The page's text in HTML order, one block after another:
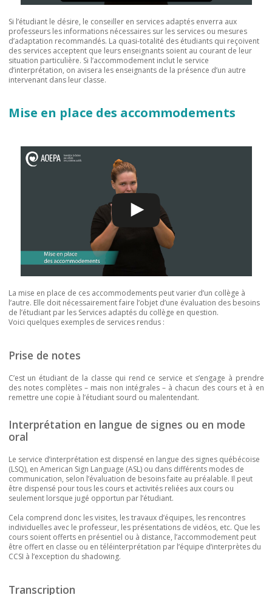
Si l’étudiant le désire, le conseiller en services adaptés enverra aux
professeurs les informations nécessaires sur les services ou mesures
d’adaptation recommandés. La quasi-totalité des étudiants qui reçoivent
des services acceptent que leurs enseignants soient au courant de leur
situation particulière. Si l’accommodement inclut le service
d’interprétation, on avisera les enseignants de la présence d’un autre
intervenant dans leur classe.
Mise en place des accommodements
La mise en place de ces accommodements peut varier d’un collège à
l’autre. Elle doit nécessairement faire l’objet d’une évaluation des besoins
de l’étudiant par les Services adaptés du collège en question.
Voici quelques exemples de services rendus :
Prise de notes
C’est un étudiant de la classe qui rend ce service et s’engage à prendre
des notes complètes – mais non intégrales – à chacun des cours et à en
remettre une copie à l’étudiant sourd ou malentendant.
Interprétation en langue de signes ou en mode
oral
Le service d’interprétation est dispensé en langue des signes québécoise
(LSQ), en American Sign Language (ASL) ou dans différents modes de
communication, selon l’évaluation de besoins faite au préalable. Il peut
être dispensé pour tous les cours et activités reliées aux cours ou
seulement lorsque jugé opportun par l’étudiant.
Cela comprend donc les visites, les travaux d’équipes, les rencontres
individuelles avec le professeur, les présentations de vidéos, etc. Que les
cours soient offerts en présentiel ou à distance, l’accommodement peut
être offert en classe ou en téléinterprétation par l’équipe d’interprètes du
CCSI à l’exception du shadowing.
Transcription